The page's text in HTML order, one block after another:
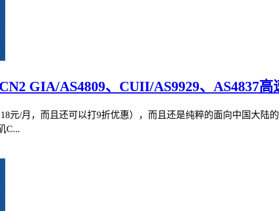
GIA/AS4809、CUII/AS9929、AS4837高
元/月，而且还可以打9折优惠），而且还是纯粹的面向中国大
C...